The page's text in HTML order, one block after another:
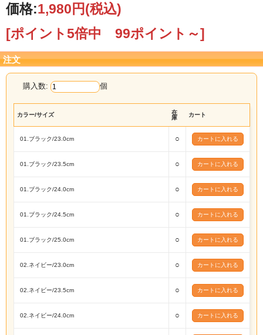
価格:1,980円(税込)
[ポイント5倍中 99ポイント～]
注文
購入数: 個
カラー/サイズ
在
庫
カート
01.ブラック/23.0cm ○
01.ブラック/23.5cm ○
01.ブラック/24.0cm ○
01.ブラック/24.5cm ○
01.ブラック/25.0cm ○
02.ネイビー/23.0cm ○
02.ネイビー/23.5cm ○
02.ネイビー/24.0cm ○